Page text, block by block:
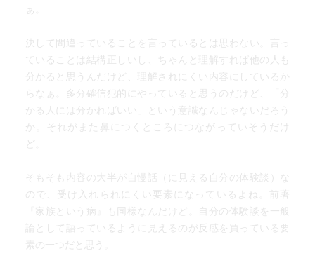
ぁ。
決して間違っていることを言っているとは思わない。言っ
ていることは結構正しいし、ちゃんと理解すれば他の人も
分かると思うんだけど、理解されにくい内容にしているか
らなぁ。多分確信犯的にやっていると思うのだけど、「分
かる人には分かればいい」という意識なんじゃないだろう
か。それがまた鼻につくところにつながっていそうだけ
ど。
そもそも内容の大半が自慢話（に見える自分の体験談）な
ので、受け入れられにくい要素になっているよね。前著
『家族という病』も同様なんだけど。自分の体験談を一般
論として語っているように見えるのが反感を買っている要
素の一つだと思う。